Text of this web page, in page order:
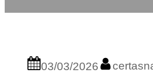
03/03/2026